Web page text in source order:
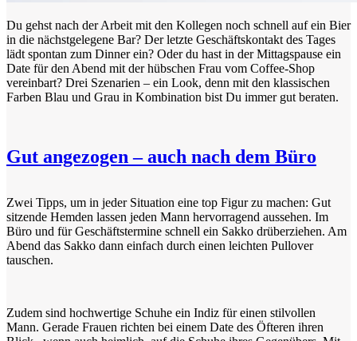
Du gehst nach der Arbeit mit den Kollegen noch schnell auf ein Bier
in die nächstgelegene Bar? Der letzte Geschäftskontakt des Tages
lädt spontan zum Dinner ein? Oder du hast in der Mittagspause ein
Date für den Abend mit der hübschen Frau vom Coffee-Shop
vereinbart? Drei Szenarien – ein Look, denn mit den klassischen
Farben Blau und Grau in Kombination bist Du immer gut beraten.
Gut angezogen – auch nach dem Büro
Zwei Tipps, um in jeder Situation eine top Figur zu machen: Gut
sitzende Hemden lassen jeden Mann hervorragend aussehen. Im
Büro und für Geschäftstermine schnell ein Sakko drüberziehen. Am
Abend das Sakko dann einfach durch einen leichten Pullover
tauschen.
Zudem sind hochwertige Schuhe ein Indiz für einen stilvollen
Mann. Gerade Frauen richten bei einem Date des Öfteren ihren